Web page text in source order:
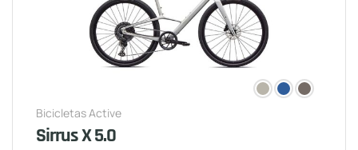
Bicicletas Active
Sirrus X 5.0